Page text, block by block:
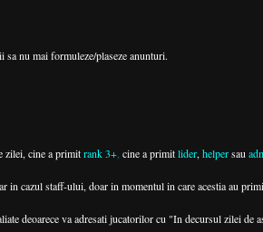
sa nu mai formuleze/plaseze anunturi.
zilei, cine a primitrank 3+ cine a primitlider, helpersau
in cazul staff-ului, doar in momentul in care acestia au
deoarece va adresati jucatorilor cu "In decursul zilei